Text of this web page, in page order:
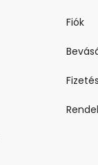
Fiók
Fizetés